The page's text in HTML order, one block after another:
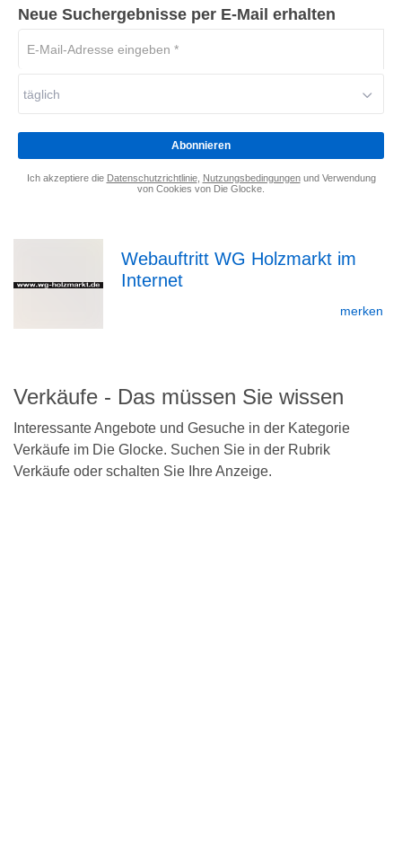
Neue Suchergebnisse per E-Mail erhalten
Adresse
*
täglich
Abonnieren
Ich akzeptiere die Datenschutzrichtlinie, Nutzungsbedingungenund Verwendung
von Cookies von Die Glocke.
zur
Webauftritt WG Holzmarkt im
Internet
merken
Verkäufe - Das müssen Sie wissen
Interessante Angebote und Gesuche in der Kategorie
Verkäufe im Die Glocke. Suchen Sie in der Rubrik
Verkäufe oder schalten Sie Ihre Anzeige.